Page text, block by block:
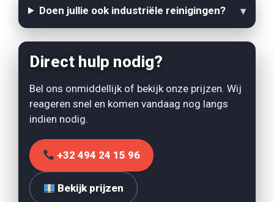
Doen jullie ook industriële reinigingen?
Direct hulp nodig?
Bel ons onmiddellijk of bekijk onze prijzen. Wij
reageren snel en komen vandaag nog langs
indien nodig.
+32 494 24 15 96
Bekijk prijzen